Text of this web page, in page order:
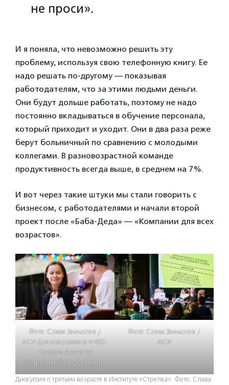
не проси».
И я поняла, что невозможно решить эту
проблему, используя свою телефонную книгу. Ее
надо решать по-другому — показывая
работодателям, что за этими людьми деньги.
Они будут дольше работать, поэтому не надо
постоянно вкладываться в обучение персонала,
который приходит и уходит. Они в два раза реже
берут больничный по сравнению с молодыми
коллегами. В разновозрастной команде
продуктивность всегда выше, в среднем на 7%.
И вот через такие штуки мы стали говорить с
бизнесом, с работодателями и начали второй
проект после «Баба-Деда» — «Компании для всех
возрастов».
Фото: Слава Замыслов /
АСИ Для спецпроекта «НКО-
Профи» Агентства
Социальной Информации
Фото: Слава Замыслов /
АСИ
Дискуссия о третьем возрасте в Институте «Стрелка». Фото: Слава